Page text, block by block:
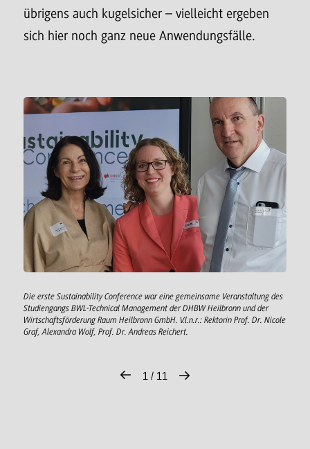
übrigens auch kugelsicher – vielleicht ergeben
sich hier noch ganz neue Anwendungsfälle.
Die erste Sustainability Conference war eine gemeinsame Veranstaltung des
Studiengangs BWL-Technical Management der DHBW Heilbronn und der
Wirtschaftsförderung Raum Heilbronn GmbH. V.l.n.r.: Rektorin Prof. Dr. Nicole
Graf, Alexandra Wolf, Prof. Dr. Andreas Reichert.
1 / 11